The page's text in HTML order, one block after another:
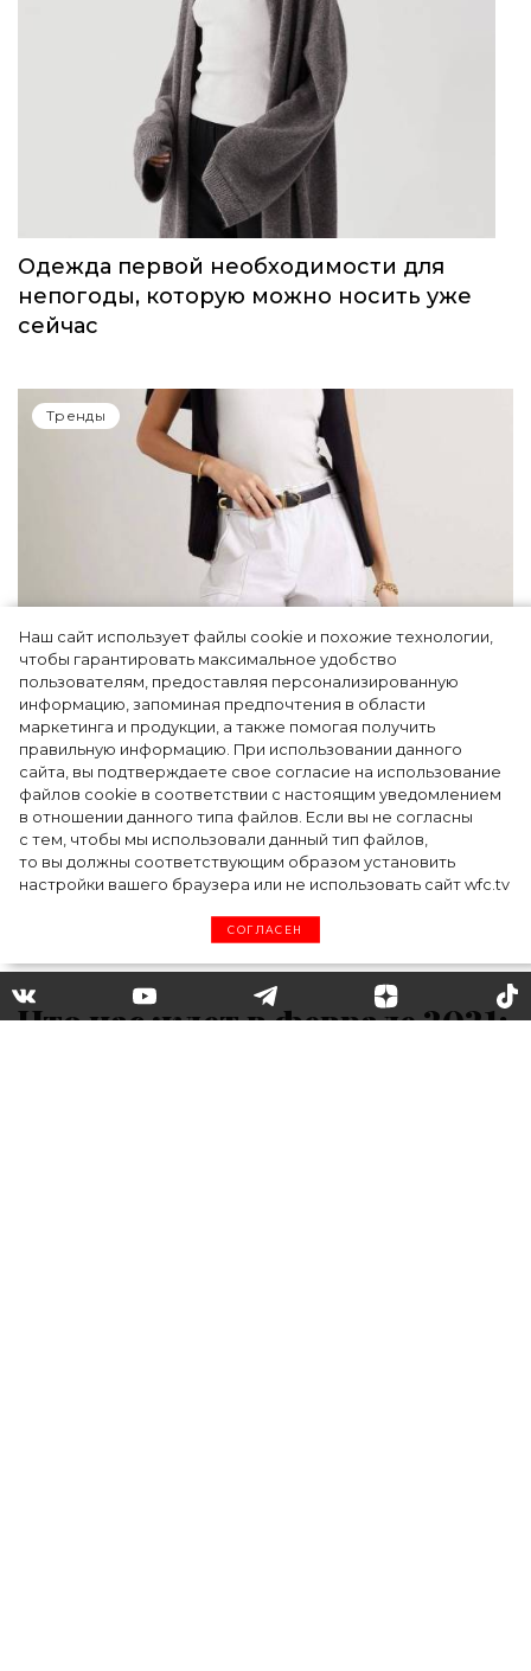
Наш сайт использует файлы cookie и похожие технологии,
чтобы гарантировать максимальное удобство
пользователям, предоставляя персонализированную
информацию, запоминая предпочтения в области
маркетинга и продукции, а также помогая получить
правильную информацию. При использовании данного
сайта, вы подтверждаете свое согласие на использование
файлов cookie в соответствии с настоящим уведомлением
в отношении данного типа файлов. Если вы не согласны
с тем, чтобы мы использовали данный тип файлов,
то вы должны соответствующим образом установить
настройки вашего браузера или не использовать сайт wfc.tv
СОГЛАСЕН
Одежда первой необходимости для
непогоды, которую можно носить уже
сейчас
Тренды
5 фасонов брюк, которые повсюду этим
летом
Что нас ждет в феврале 2021: